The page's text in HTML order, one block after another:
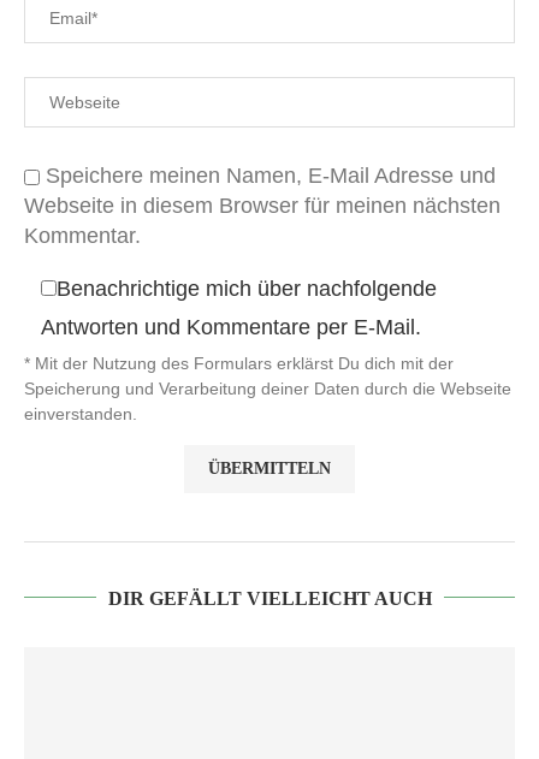
Speichere meinen Namen, E-Mail Adresse und
Webseite in diesem Browser für meinen nächsten
Kommentar.
Benachrichtige mich über nachfolgende
Antworten und Kommentare per E-Mail.
* Mit der Nutzung des Formulars erklärst Du dich mit der
Speicherung und Verarbeitung deiner Daten durch die Webseite
einverstanden.
DIR GEFÄLLT VIELLEICHT AUCH